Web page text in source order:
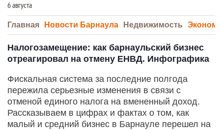
6 августа
Главная Новости Барнаула Недвижимость
Налогозамещение: как барнаульский бизнес
отреагировал на отмену ЕНВД. Инфографика
Фискальная система за последние полгода
пережила серьезные изменения в связи с
отменой единого налога на вмененный доход.
Рассказываем в цифрах и фактах о том, как
малый и средний бизнес в Барнауле перешел на